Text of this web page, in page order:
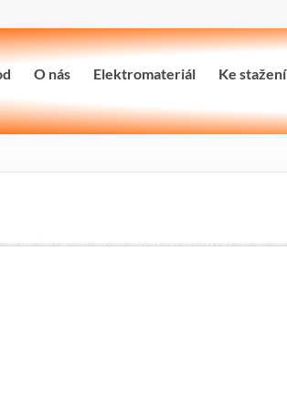
O nás Elektromateriál Ke stažení